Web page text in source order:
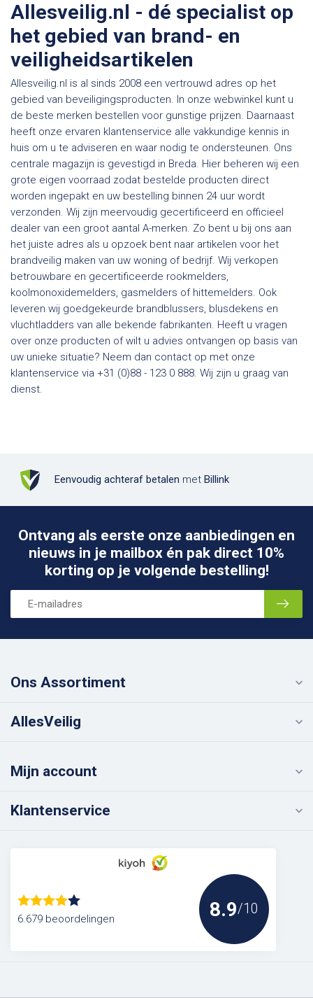
Allesveilig.nl - dé specialist op
het gebied van brand- en
veiligheidsartikelen
Allesveilig.nl is al sinds 2008 een vertrouwd adres op het
gebied van beveiligingsproducten. In onze webwinkel kunt u
de beste merken bestellen voor gunstige prijzen. Daarnaast
heeft onze ervaren klantenservice alle vakkundige kennis in
huis om u te adviseren en waar nodig te ondersteunen. Ons
centrale magazijn is gevestigd in Breda. Hier beheren wij een
grote eigen voorraad zodat bestelde producten direct
worden ingepakt en uw bestelling binnen 24 uur wordt
verzonden. Wij zijn meervoudig gecertificeerd en officieel
dealer van een groot aantal A-merken. Zo bent u bij ons aan
het juiste adres als u opzoek bent naar artikelen voor het
brandveilig maken van uw woning of bedrijf. Wij verkopen
betrouwbare en gecertificeerde rookmelders,
koolmonoxidemelders, gasmelders of hittemelders. Ook
leveren wij goedgekeurde brandblussers, blusdekens en
vluchtladders van alle bekende fabrikanten. Heeft u vragen
over onze producten of wilt u advies ontvangen op basis van
uw unieke situatie? Neem dan contact op met onze
klantenservice via +31 (0)88 - 123 0 888. Wij zijn u graag van
dienst.
Eenvoudig achteraf betalen met Billink
Ontvang als eerste onze aanbiedingen en
nieuws in je mailbox én pak direct 10%
korting op je volgende bestelling!
Ons Assortiment
AllesVeilig
Mijn account
Klantenservice
6.679 beoordelingen 8.9/10